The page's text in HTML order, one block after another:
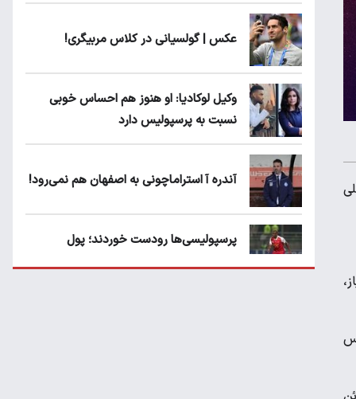
ملی
شماره 14 هلند با کسب 37 امتیاز،
2 پوئن سرویس
عکس | گولسیانی در کلاس مربیگری!
وکیل لوکادیا: او هنوز هم احساس خوبی
نسبت به پرسپولیس دارد
آندره آ استراماچونی به اصفهان هم نمی‌رود!
پرسپولیسی‌ها رودست خوردند؛ پول